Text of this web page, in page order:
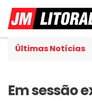
Últimas Notícias
assume cadeira na
Em sessão